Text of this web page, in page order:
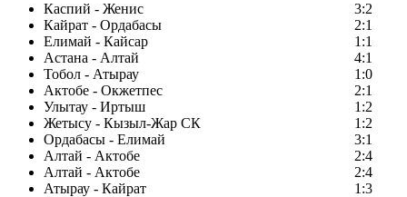
Каспий - Женис
3:2
Кайрат - Ордабасы
2:1
Елимай - Кайсар
1:1
Астана - Алтай
4:1
Тобол - Атырау
1:0
Актобе - Окжетпес
2:1
Улытау - Иртыш
1:2
Жетысу - Кызыл-Жар СК
1:2
Ордабасы - Елимай
3:1
Алтай - Актобе
2:4
Алтай - Актобе
2:4
Атырау - Кайрат
1:3